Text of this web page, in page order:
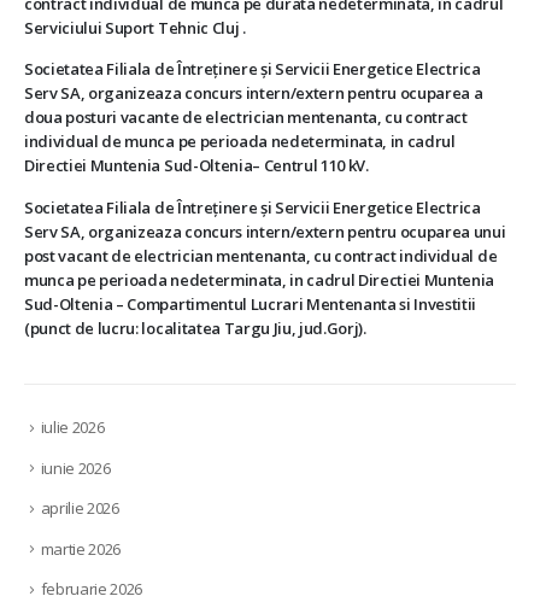
Serviciului Suport Tehnic Cluj .
Societatea Filiala de Întreţinere şi Servicii Energetice Electrica
Serv SA, organizeaza concurs intern/extern pentru ocuparea a
doua posturi vacante de electrician mentenanta, cu contract
individual de munca pe perioada nedeterminata, in cadrul
Directiei Muntenia Sud-Oltenia– Centrul 110 kV.
Societatea Filiala de Întreţinere şi Servicii Energetice Electrica
Serv SA, organizeaza concurs intern/extern pentru ocuparea unui
post vacant de electrician mentenanta, cu contract individual de
munca pe perioada nedeterminata, in cadrul Directiei Muntenia
Sud-Oltenia – Compartimentul Lucrari Mentenanta si Investitii
(punct de lucru: localitatea Targu Jiu, jud.Gorj).
iulie 2026
iunie 2026
aprilie 2026
martie 2026
februarie 2026